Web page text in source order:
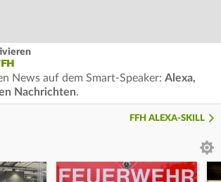
News auf dem Smart-Speaker: Alexa,
Nachrichten.
FFH ALEXA-SKILL